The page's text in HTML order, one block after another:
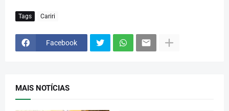
Tags Cariri
Facebook
MAIS NOTÍCIAS